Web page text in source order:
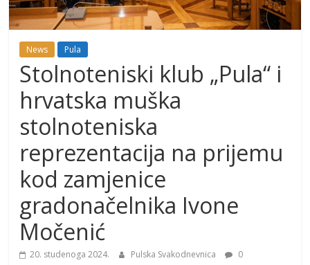
News Pula
Stolnoteniski klub „Pula“ i
hrvatska muška
stolnoteniska
reprezentacija na prijemu
kod zamjenice
gradonačelnika Ivone
Močenić
20. studenoga 2024. Pulska Svakodnevnica
0